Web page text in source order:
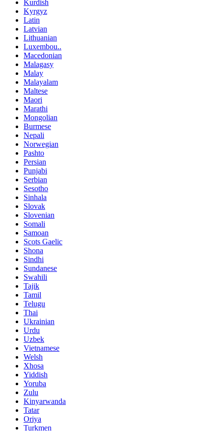
Kurdish
Kyrgyz
Latin
Latvian
Lithuanian
Luxembou..
Macedonian
Malagasy
Malay
Malayalam
Maltese
Maori
Marathi
Mongolian
Burmese
Nepali
Norwegian
Pashto
Persian
Punjabi
Serbian
Sesotho
Sinhala
Slovak
Slovenian
Somali
Samoan
Scots Gaelic
Shona
Sindhi
Sundanese
Swahili
Tajik
Tamil
Telugu
Thai
Ukrainian
Urdu
Uzbek
Vietnamese
Welsh
Xhosa
Yiddish
Yoruba
Zulu
Kinyarwanda
Tatar
Oriya
Turkmen